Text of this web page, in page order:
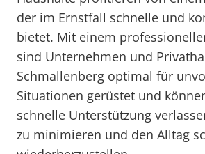
der im Ernstfall schnelle und
bietet. Mit einem
sind Unternehmen und
Schmallenberg optimal für
Situationen gerüstet und
schnelle Unterstützung
zu minimieren und den Alltag